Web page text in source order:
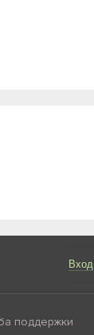
Вход
поддержки